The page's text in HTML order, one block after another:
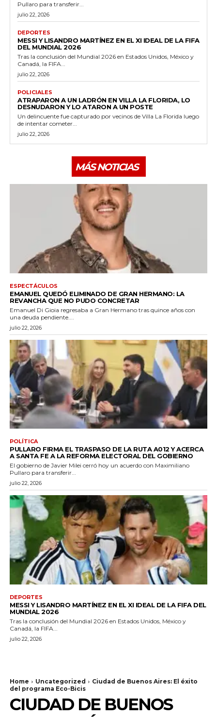
Pullaro para transferir...
julio 22, 2026
DEPORTES
MESSI Y LISANDRO MARTÍNEZ EN EL XI IDEAL DE LA FIFA
DEL MUNDIAL 2026
Tras la conclusión del Mundial 2026 en Estados Unidos, México y
Canadá, la FIFA...
julio 22, 2026
POLICIALES
ATRAPARON A UN LADRÓN EN VILLA LA FLORIDA, LO
DESNUDARON Y LO ATARON A UN POSTE
Un delincuente fue capturado por vecinos de Villa La Florida luego
de intentar cometer...
julio 22, 2026
MÁS NOTICIAS
ESPECTÁCULOS
EMANUEL QUEDÓ ELIMINADO DE GRAN HERMANO: LA
REVANCHA QUE NO PUDO CONCRETAR
Emanuel Di Gioia regresaba a Gran Hermano tras quince años con
una deuda pendiente....
julio 22, 2026
POLÍTICA
PULLARO FIRMA EL TRASPASO DE LA RUTA A012 Y ACERCA
A SANTA FE A LA REFORMA ELECTORAL DEL GOBIERNO
El gobierno de Javier Milei cerró hoy un acuerdo con Maximiliano
Pullaro para transferir...
julio 22, 2026
DEPORTES
MESSI Y LISANDRO MARTÍNEZ EN EL XI IDEAL DE LA FIFA DEL
MUNDIAL 2026
Tras la conclusión del Mundial 2026 en Estados Unidos, México y
Canadá, la FIFA...
julio 22, 2026